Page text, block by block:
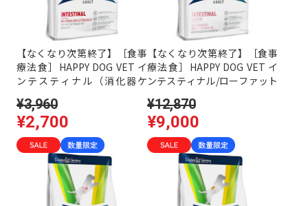
【なくなり次第終了】［食事
療法食］HAPPY DOG VET イ
ンテスティナル（消化器ケ
¥3,960
¥2,700
【なくなり次第終了】［食事
療法食］HAPPY DOG VET イ
ンテスティナル/ローファット
［ハッピードッグ］
¥12,870
¥9,000